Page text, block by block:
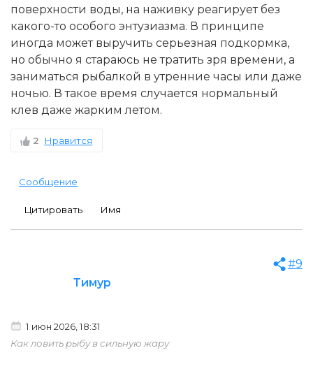
поверхности воды, на наживку реагирует без
какого-то особого энтузиазма. В принципе
иногда может выручить серьезная подкормка,
но обычно я стараюсь не тратить зря времени, а
заниматься рыбалкой в утренние часы или даже
ночью. В такое время случается нормальный
клев даже жарким летом.
2 Нравится
Сообщение
Цитировать Имя
Тимур
#9
1 июн 2026, 18:31
Как ловить рыбу в сильную жару